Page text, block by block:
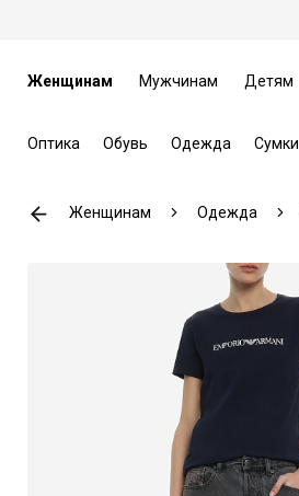
Женщинам Мужчинам Детям
Оптика Обувь Одежда Сумки
Женщинам Одежда